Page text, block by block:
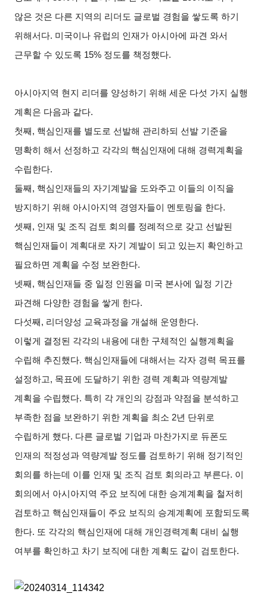
않은 것은 다른 지역의 리더도 글로벌 경험을 쌓도록 하기
위해서다. 미국이나 유럽의 인재가 아시아에 파견 와서
근무할 수 있도록 15% 정도를 책정했다.
아시아지역 현지 리더를 양성하기 위해 세운 다섯 가지 실행
계획은 다음과 같다.
첫째 , 핵심인재를 별도로 선발해 관리하되 선발 기준을
명확히 해서 선정하고 각각의 핵심인재에 대해 경력계획을
수립한다.
둘째 , 핵심인재들의 자기계발을 도와주고 이들의 이직을
방지하기 위해 아시아지역 경영자들이 멘토링을 한다.
셋째 , 인재 및 조직 검토 회의를 정례적으로 갖고 선발된
핵심인재들이 계획대로 자기 계발이 되고 있는지 확인하고
필요하면 계획을 수정 보완한다.
넷째 , 핵심인재들 중 일정 인원을 미국 본사에 일정 기간
파견해 다양한 경험을 쌓게 한다.
다섯째 , 리더양성 교육과정을 개설해 운영한다.
이렇게 결정된 각각의 내용에 대한 구체적인 실행계획을
수립해 추진했다. 핵심인재들에 대해서는 각자 경력 목표를
설정하고, 목표에 도달하기 위한 경력 계획과 역량계발
계획을 수립했다. 특히 각 개인의 강점과 약점을 분석하고
부족한 점을 보완하기 위한 계획을 최소 2년 단위로
수립하게 했다. 다른 글로벌 기업과 마찬가지로 듀폰도
인재의 적정성과 역량계발 정도를 검토하기 위해 정기적인
회의를 하는데 이를 인재 및 조직 검토 회의라고 부른다. 이
회의에서 아시아지역 주요 보직에 대한 승계계획을 철저히
검토하고 핵심인재들이 주요 보직의 승계계획에 포함되도록
한다. 또 각각의 핵심인재에 대해 개인경력계획 대비 실행
여부를 확인하고 차기 보직에 대한 계획도 같이 검토한다.